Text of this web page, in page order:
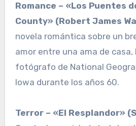
Romance – «Los Puentes
County» (Robert James
novela romántica sobre un
amor entre una ama de casa,
fotógrafo de National
Iowa durante los años 60.
Terror – «El Resplandor»